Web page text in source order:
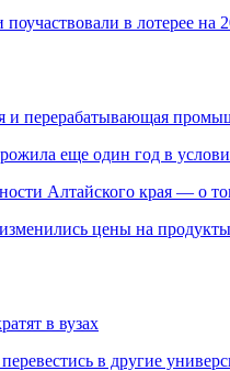
в лотерее на
и перерабатывающая
еще один год в
Алтайского края — о
цены на
в вузах
в другие